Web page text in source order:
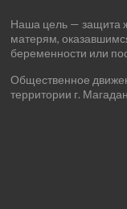
Наша цель — защита
матерям,
беременности или
Общественное
территории г.